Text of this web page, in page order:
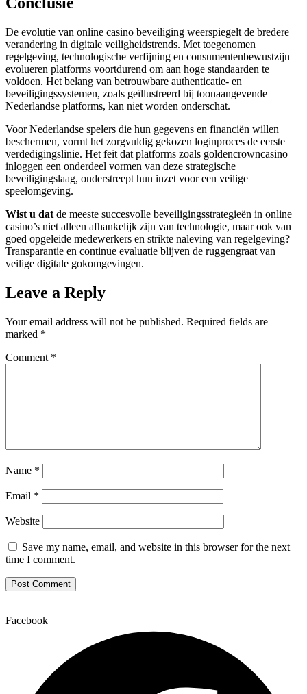
De evolutie van online casino beveiliging weerspiegelt de bredere
verandering in digitale veiligheidstrends. Met toegenomen
regelgeving, technologische verfijning en consumentenbewustzijn
evolueren platforms voortdurend om aan hoge standaarden te
voldoen. Het belang van betrouwbare authenticatie- en
beveiligingssystemen, zoals geïllustreerd bij toonaangevende
Nederlandse platforms, kan niet worden onderschat.
Voor Nederlandse spelers die hun gegevens en financiën willen
beschermen, vormt het zorgvuldig gekozen loginproces de eerste
verdedigingslinie. Het feit dat platforms zoals goldencrowncasino
inloggen een onderdeel vormen van deze strategische
beveiligingslaag, onderstreept hun inzet voor een veilige
speelomgeving.
Wist u dat de meeste succesvolle beveiligingsstrategieën in online
casino’s niet alleen afhankelijk zijn van technologie, maar ook van
goed opgeleide medewerkers en strikte naleving van regelgeving?
Transparantie en continue evaluatie blijven de ruggengraat van
veilige digitale gokomgevingen.
Leave a Reply
Your email address will not be published. Required fields are
marked *
Comment *
Name *
Email *
Website
Save my name, email, and website in this browser for the next
time I comment.
Facebook